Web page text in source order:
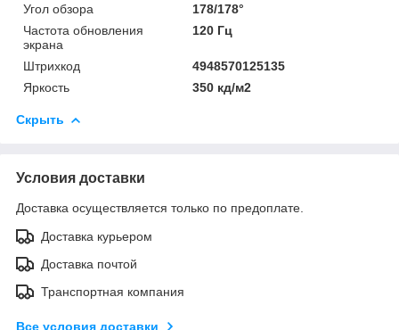
Угол обзора
178/178°
Частота обновления
экрана
120 Гц
Штрихкод
4948570125135
Яркость
350 кд/м2
Скрыть
Условия доставки
Доставка осуществляется только по предоплате.
Доставка курьером
Доставка почтой
Транспортная компания
Все условия доставки